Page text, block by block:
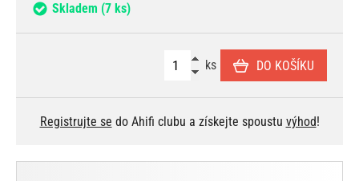
Skladem (7 ks)
ks DO KOŠÍKU
Registrujte se do Ahifi clubu a získejte spoustu výhod!